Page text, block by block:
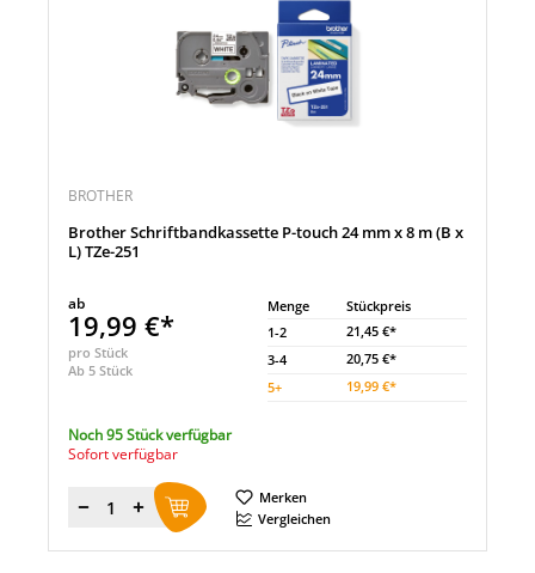
BROTHER
Brother Schriftbandkassette P-touch 24 mm x 8 m (B x
L) TZe-251
ab
19,99 €*
pro Stück
Ab 5 Stück
Menge
Stückpreis
1-2
21,45 €*
3-4
20,75 €*
5+ 19,99 €*
Noch 95 Stück verfügbar
Sofort verfügbar
Menge
Merken
Vergleichen